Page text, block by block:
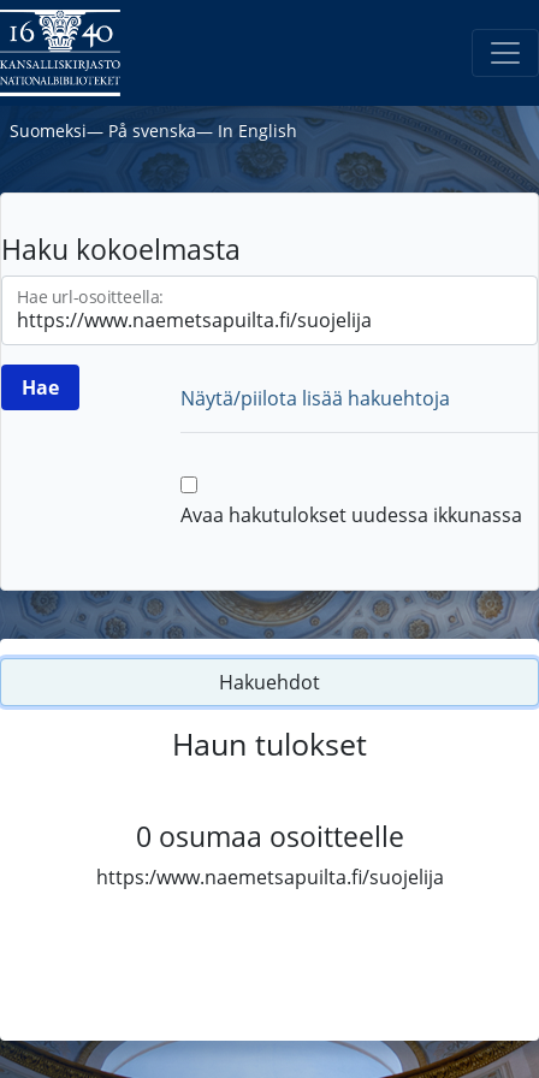
Suomeksi― På svenska― In English
Haku kokoelmasta
Hae url-osoitteella:
Näytä/piilota lisää hakuehtoja
Avaa hakutulokset uudessa ikkunassa
Hakuehdot
Haun tulokset
0 osumaa osoitteelle
https:/www.naemetsapuilta.fi/suojelija